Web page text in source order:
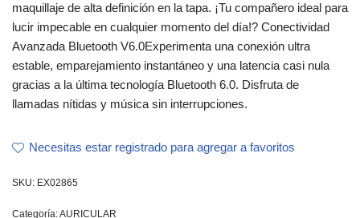
maquillaje de alta definición en la tapa. ¡Tu compañero ideal para
lucir impecable en cualquier momento del día!? Conectividad
Avanzada Bluetooth V6.0Experimenta una conexión ultra
estable, emparejamiento instantáneo y una latencia casi nula
gracias a la última tecnología Bluetooth 6.0. Disfruta de
llamadas nítidas y música sin interrupciones.
Necesitas estar registrado para agregar a favoritos
SKU: EX02865
Categoría:AURICULAR